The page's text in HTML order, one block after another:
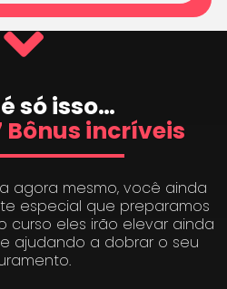
só isso…
Bônus incríveis
agora mesmo, você ainda
especial que preparamos
curso eles irão elevar ainda
ajudando a dobrar o seu